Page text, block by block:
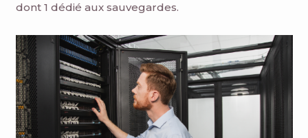
dont 1 dédié aux sauvegardes.